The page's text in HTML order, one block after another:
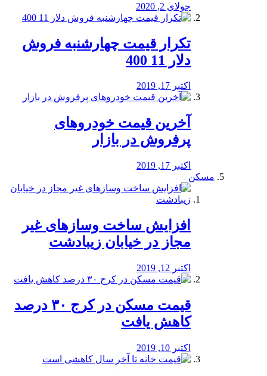
جولای 2, 2020
تکرار قیمت چهارشنبه فروش
دلار 11 400
اکتبر 17, 2019
آخرین قیمت خودرو‌های
پرفروش در بازار
اکتبر 17, 2019
مسکن
افزایش ساخت وسازهای غیر
مجاز در خیابان زیبادشت
اکتبر 12, 2019
️قیمت مسکن در کرج ۳۰ درصد
کاهش یافت
اکتبر 10, 2019